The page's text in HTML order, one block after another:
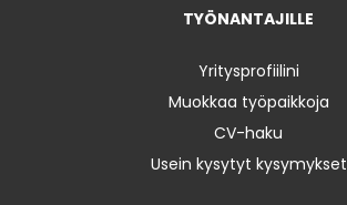
TYÖNANTAJILLE
Yritysprofiilini
Muokkaa työpaikkoja
CV-haku
Usein kysytyt kysymykset